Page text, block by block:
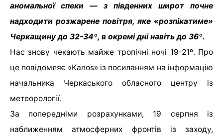
аномальної спеки — з південних широт почне
надходити розжарене повітря, яке «розпікатиме»
Черкащину до 32-34º, в окремі дні навіть до 36º.
Нас знову чекають майже тропічні ночі 19-21º. Про
це повідомляє «Kanos» із посиланням на інформацію
начальника Черкаського обласного центру із
метеорології.
За попередніми розрахунками, 19 серпня із
наближенням атмосферних фронтів із заходу,